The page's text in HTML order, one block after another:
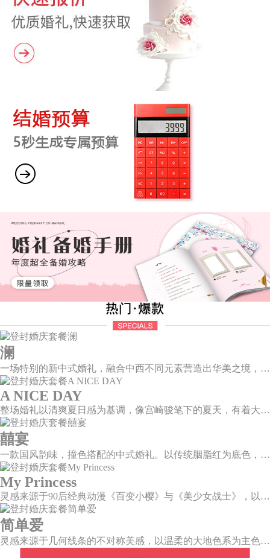
澜
一场特别的新中式婚礼，融合中西不同元素营造出华美之境，有庄严浪漫的西式证婚，也有含蓄深情的中式感恩，从古典到现代，从前世到今生，爱，隽永铭刻。
A NICE DAY
整场婚礼以清爽夏日感为基调，像宫崎骏笔下的夏天，有着大朵大朵像棉花糖似的白云，有蔚蓝蔚蓝的天空和青绿青绿的草地，有着童话世界里干净纯洁的美好，有着日系画风下的治愈感。
囍宴
一款国风韵味，撞色搭配的中式婚礼。以传统胭脂红为底色，黛蓝色花鸟点缀其中，热情的红色和低调的古风书画色相辅相成。
My Princess
灵感来源于90后经典动漫《百变小樱》与《美少女战士》，以柔美梦幻的马卡龙色系为主色调，融合精灵萌宠与星星魔法阵等元素，为遗落凡间的公主搭建一个召唤王子的舞台。
简单爱
灵感来源于几何线条的不对称美感，以温柔的大地色系为主色调，空间上，利用几何线条进行完美切割，配以柔和色系的花艺点缀，构造了一个温馨柔和、清新复古的空间。